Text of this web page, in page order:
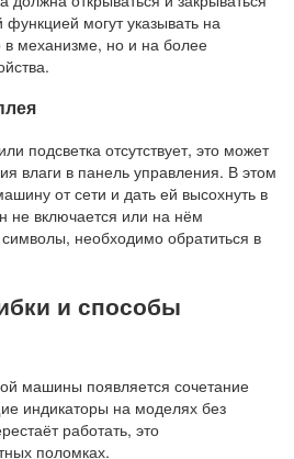
могут указывать на
в механизме, но и на более
подсветка отсутствует, это может
влаги в панель управления. В этом
от сети и дать ей высохнуть в
не включается или на нём
необходимо обратиться в
и способы
машины появляется сочетание
индикаторы на моделях без
работать, это
поломках.